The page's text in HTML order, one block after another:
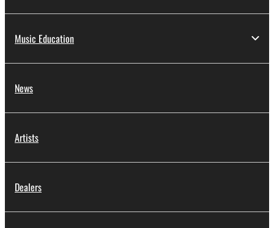
Music Education
News
Artists
Dealers